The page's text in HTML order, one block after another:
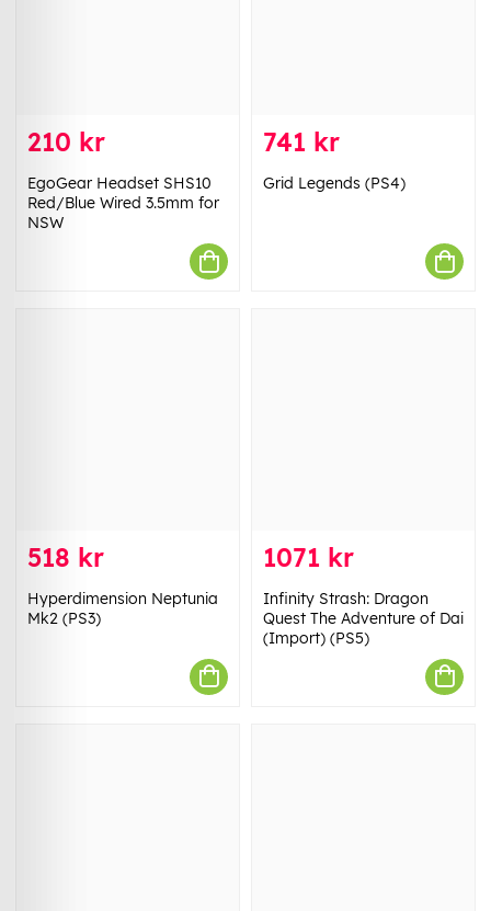
210 kr
EgoGear Headset SHS10
Red/Blue Wired 3.5mm for
NSW
741 kr
Grid Legends (PS4)
518 kr
Hyperdimension Neptunia
Mk2 (PS3)
1071 kr
Infinity Strash: Dragon
Quest The Adventure of Dai
(Import) (PS5)